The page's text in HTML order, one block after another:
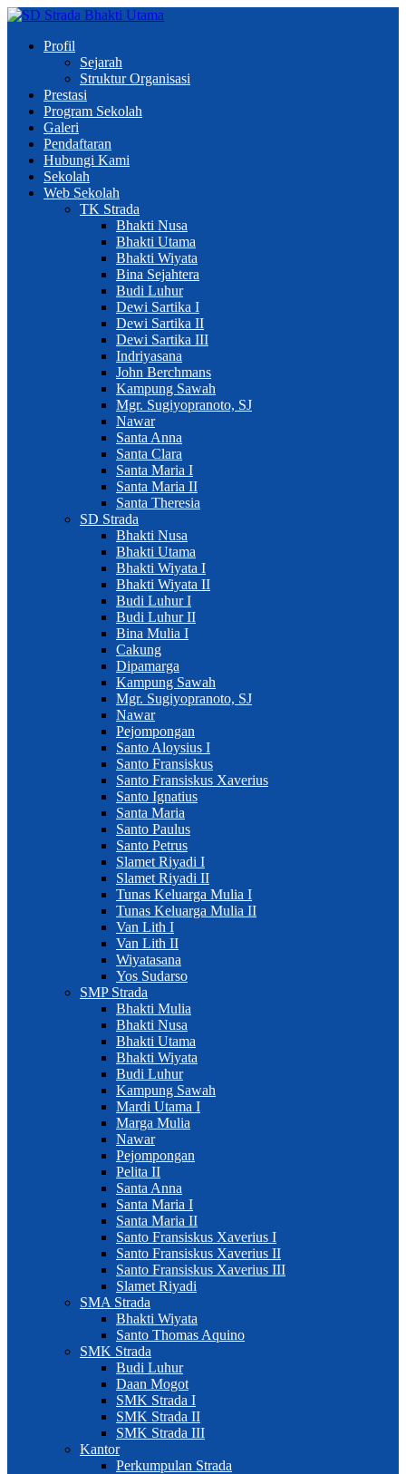
Profil
Sejarah
Struktur Organisasi
Prestasi
Program Sekolah
Galeri
Pendaftaran
Hubungi Kami
Sekolah
Web Sekolah
TK Strada
Bhakti Nusa
Bhakti Utama
Bhakti Wiyata
Bina Sejahtera
Budi Luhur
Dewi Sartika I
Dewi Sartika II
Dewi Sartika III
Indriyasana
John Berchmans
Kampung Sawah
Mgr. Sugiyopranoto, SJ
Nawar
Santa Anna
Santa Clara
Santa Maria I
Santa Maria II
Santa Theresia
SD Strada
Bhakti Nusa
Bhakti Utama
Bhakti Wiyata I
Bhakti Wiyata II
Budi Luhur I
Budi Luhur II
Bina Mulia I
Cakung
Dipamarga
Kampung Sawah
Mgr. Sugiyopranoto, SJ
Nawar
Pejompongan
Santo Aloysius I
Santo Fransiskus
Santo Fransiskus Xaverius
Santo Ignatius
Santa Maria
Santo Paulus
Santo Petrus
Slamet Riyadi I
Slamet Riyadi II
Tunas Keluarga Mulia I
Tunas Keluarga Mulia II
Van Lith I
Van Lith II
Wiyatasana
Yos Sudarso
SMP Strada
Bhakti Mulia
Bhakti Nusa
Bhakti Utama
Bhakti Wiyata
Budi Luhur
Kampung Sawah
Mardi Utama I
Marga Mulia
Nawar
Pejompongan
Pelita II
Santa Anna
Santa Maria I
Santa Maria II
Santo Fransiskus Xaverius I
Santo Fransiskus Xaverius II
Santo Fransiskus Xaverius III
Slamet Riyadi
SMA Strada
Bhakti Wiyata
Santo Thomas Aquino
SMK Strada
Budi Luhur
Daan Mogot
SMK Strada I
SMK Strada II
SMK Strada III
Kantor
Perkumpulan Strada